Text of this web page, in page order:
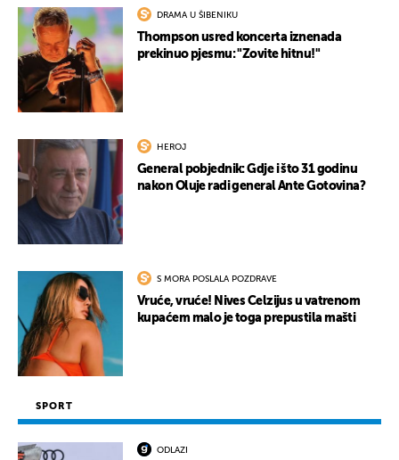
DRAMA U ŠIBENIKU
Thompson usred koncerta iznenada
prekinuo pjesmu: "Zovite hitnu!"
HEROJ
General pobjednik: Gdje i što 31 godinu
nakon Oluje radi general Ante Gotovina?
S MORA POSLALA POZDRAVE
Vruće, vruće! Nives Celzijus u vatrenom
kupaćem malo je toga prepustila mašti
SPORT
ODLAZI